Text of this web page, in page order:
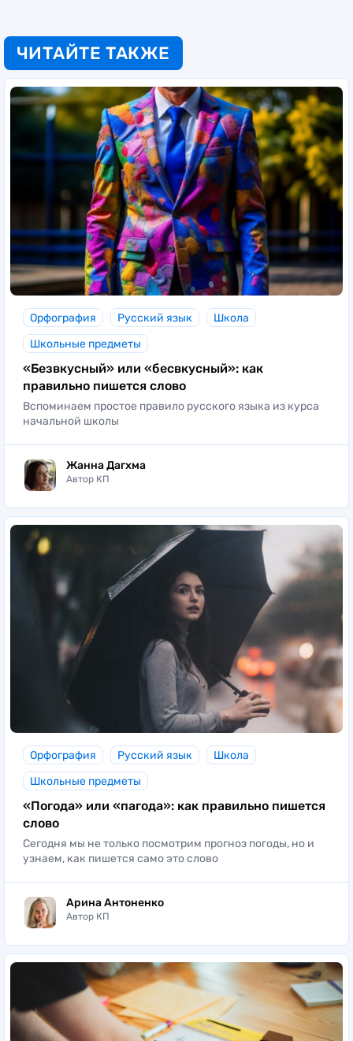
ЧИТАЙТЕ ТАКЖЕ
Орфография Русский язык
Школа
Школьные предметы
«Безвкусный» или «бесвкусный»: как
правильно пишется слово
Вспоминаем простое правило русского языка из курса
начальной школы
Жанна Дагхма
Автор КП
Орфография Русский язык
Школа
Школьные предметы
«Погода» или «пагода»: как правильно пишется
слово
Сегодня мы не только посмотрим прогноз погоды, но и
узнаем, как пишется само это слово
Арина Антоненко
Автор КП